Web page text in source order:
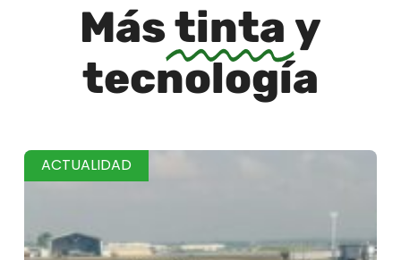
Mástinta y
tecnología
ACTUALIDAD